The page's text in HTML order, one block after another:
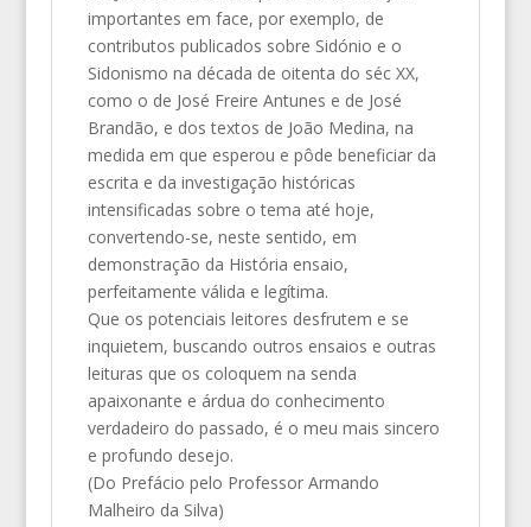
importantes em face, por exemplo, de
contributos publicados sobre Sidónio e o
Sidonismo na década de oitenta do séc XX,
como o de José Freire Antunes e de José
Brandão, e dos textos de João Medina, na
medida em que esperou e pôde beneficiar da
escrita e da investigação históricas
intensificadas sobre o tema até hoje,
convertendo-se, neste sentido, em
demonstração da História ensaio,
perfeitamente válida e legítima.
Que os potenciais leitores desfrutem e se
inquietem, buscando outros ensaios e outras
leituras que os coloquem na senda
apaixonante e árdua do conhecimento
verdadeiro do passado, é o meu mais sincero
e profundo desejo.
(Do Prefácio pelo Professor Armando
Malheiro da Silva)